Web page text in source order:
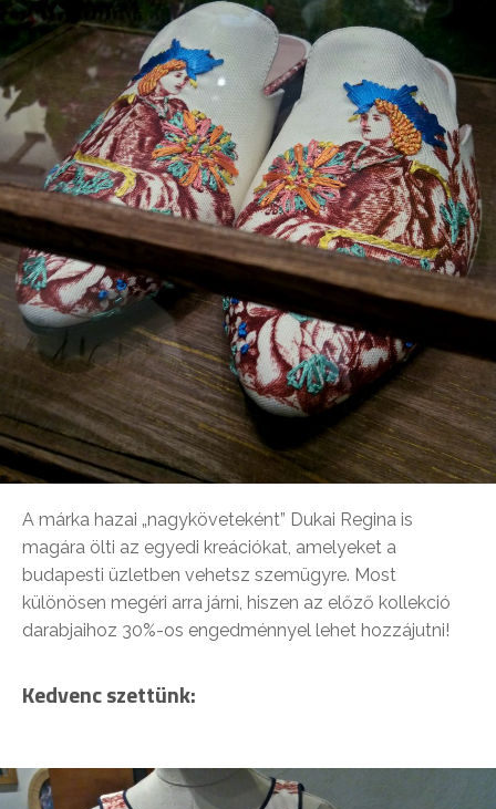
A márka hazai „nagyköveteként” Dukai Regina is
magára ölti az egyedi kreációkat, amelyeket a
budapesti üzletben vehetsz szemügyre. Most
különösen megéri arra járni, hiszen az előző kollekció
darabjaihoz 30%-os engedménnyel lehet hozzájutni!
Kedvenc szettünk: